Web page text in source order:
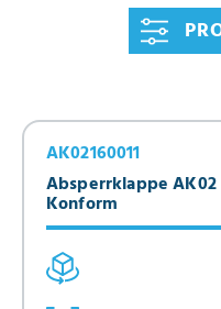
Absperrklappe AK02
Konform
AK02160011